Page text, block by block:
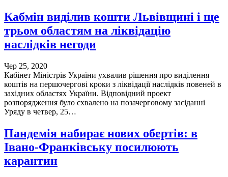
Кабмін виділив кошти Львівщині і ще
трьом областям на ліквідацію
наслідків негоди
Чер 25, 2020
Кабінет Міністрів України ухвалив рішення про виділення
коштів на першочергові кроки з ліквідації наслідків повеней в
західних областях України. Відповідний проект
розпорядження було схвалено на позачерговому засіданні
Уряду в четвер, 25…
Пандемія набирає нових обертів: в
Івано-Франківську посилюють
карантин